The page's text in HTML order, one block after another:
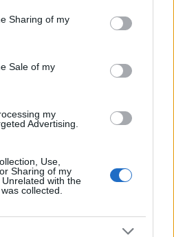
behaviour. You may click to
and its third-party tags to
purposes in below Google
Sharing of my
Sale of my
my
Advertising.
Use,
Sharing of my
with the
collected.
Bence, a látványtervező
tavaszán érkezik, és igazi
rendezője ugyanis
Kosztolányi Dezső
aki most először
dolgozni. Szintén
azÁgoston Béla
hangszerbemutató, a
feletti kalandvágyót.